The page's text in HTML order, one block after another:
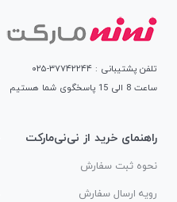
تلفن پشتیبانی : ۳۷۷۴۲۲۴۴-۰۲۵
ساعت 8 الی 15 پاسخگوی شما هستیم
راهنمای خرید از نی‌نی‌مارکت
نحوه ثبت سفارش
رویه ارسال سفارش